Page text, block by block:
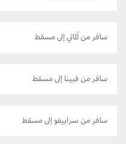
سافر من ألماتي إلى مسقط
سافر من فيينا إلى مسقط
سافر من سراييفو إلى مسقط